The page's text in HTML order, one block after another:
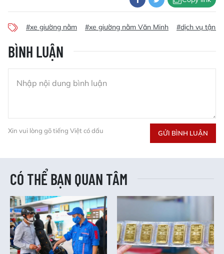
#xe giường nằm #xe giường nằm Văn Minh #dịch vụ tận
BÌNH LUẬN
Xin vui lòng gõ tiếng Việt có dấu GỬI BÌNH LUẬN
CÓ THỂ BẠN QUAN TÂM